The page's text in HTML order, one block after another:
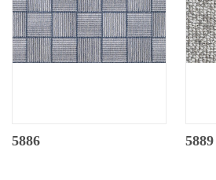
5886 5889